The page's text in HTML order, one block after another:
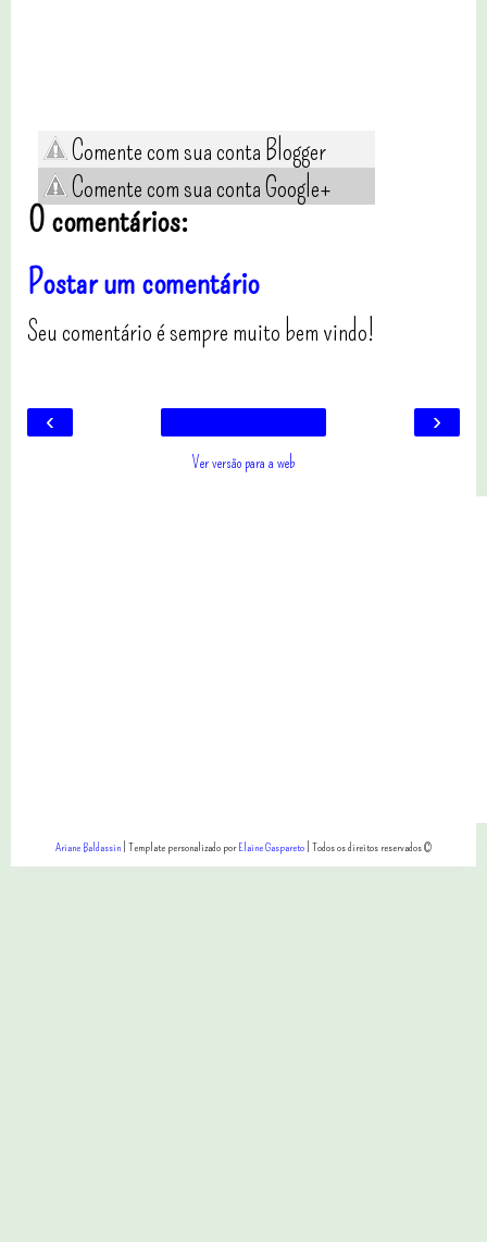
Comente com sua conta Blogger
Comente com sua conta Google+
0 comentários:
Postar um comentário
Seu comentário é sempre muito bem vindo!
‹ ›
Ver versão para a web
Ariane Baldassin| Template personalizado porElaine Gaspareto| Todos os direitos reservados ©